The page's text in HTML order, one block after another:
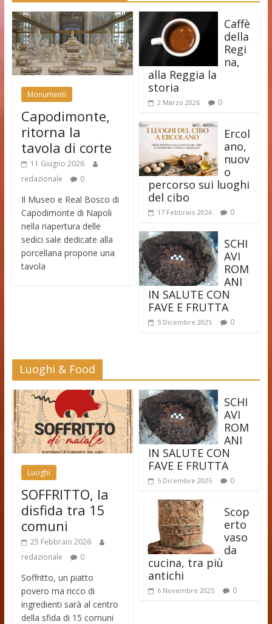
Monumenti
Capodimonte,
ritorna la
tavola di corte
11 Giugno 2026
redazionale
0
Il Museo e Real Bosco di
Capodimonte di Napoli
nella riapertura delle
sedici sale dedicate alla
porcellana propone una
tavola
Caffè
della
Regi
na,
alla Reggia la
storia
2 Marzo 2026 0
Ercol
ano,
nuov
o
percorso sui luoghi
del cibo
17 Febbraio 2026 0
SCHI
AVI
ROM
ANI
IN SALUTE CON
FAVE E FRUTTA
5 Dicembre 2025 0
Luoghi & Food
Luoghi
SOFFRITTO, la
disfida tra 15
comuni
25 Febbraio 2026
redazionale
0
Soffritto, un piatto
povero ma ricco di
ingredienti sarà al centro
della sfida di 15 comuni
SCHI
AVI
ROM
ANI
IN SALUTE CON
FAVE E FRUTTA
5 Dicembre 2025 0
Scop
erto
vaso
da
cucina, tra più
antichi
6 Novembre 2025 0